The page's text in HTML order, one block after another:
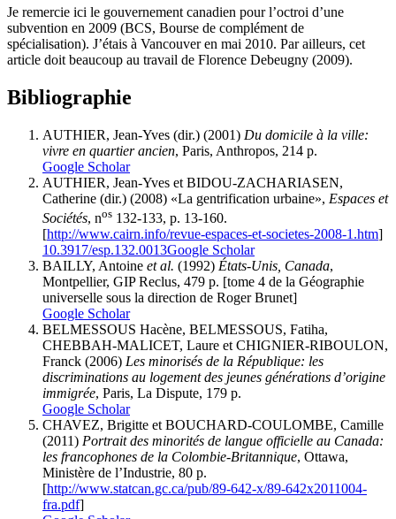
Je remercie ici le gouvernement canadien pour l’octroi d’une
subvention en 2009 (BCS, Bourse de complément de
spécialisation). J’étais à Vancouver en mai 2010. Par ailleurs, cet
article doit beaucoup au travail de Florence Debeugny (2009).
Bibliographie
AUTHIER, Jean-Yves (dir.) (2001) Du domicile à la ville:
vivre en quartier ancien, Paris, Anthropos, 214 p.
Google Scholar
AUTHIER, Jean-Yves et BIDOU-ZACHARIASEN,
Catherine (dir.) (2008) «La gentrification urbaine», Espaces et
Sociétés, nos 132-133, p. 13-160.
[http://www.cairn.info/revue-espaces-et-societes-2008-1.htm]
10.3917/esp.132.0013Google Scholar
BAILLY, Antoine et al. (1992) États-Unis, Canada,
Montpellier, GIP Reclus, 479 p. [tome 4 de la Géographie
universelle sous la direction de Roger Brunet]
Google Scholar
BELMESSOUS Hacène, BELMESSOUS, Fatiha,
CHEBBAH-MALICET, Laure et CHIGNIER-RIBOULON,
Franck (2006) Les minorisés de la République: les
discriminations au logement des jeunes générations d’origine
immigrée, Paris, La Dispute, 179 p.
Google Scholar
CHAVEZ, Brigitte et BOUCHARD-COULOMBE, Camille
(2011) Portrait des minorités de langue officielle au Canada:
les francophones de la Colombie-Britannique, Ottawa,
Ministère de l’Industrie, 80 p.
[http://www.statcan.gc.ca/pub/89-642-x/89-642x2011004-
fra.pdf]